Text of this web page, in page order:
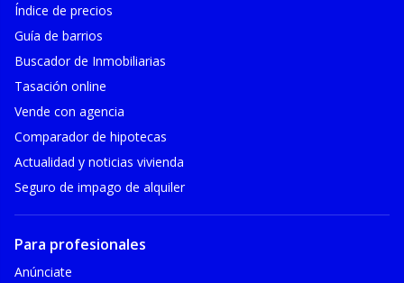
Índice de precios
Guía de barrios
Buscador de Inmobiliarias
Tasación online
Vende con agencia
Comparador de hipotecas
Actualidad y noticias vivienda
Seguro de impago de alquiler
Para profesionales
Anúnciate